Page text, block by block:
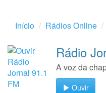
Início Rádios Online
Rádio
A voz da
Ouvir